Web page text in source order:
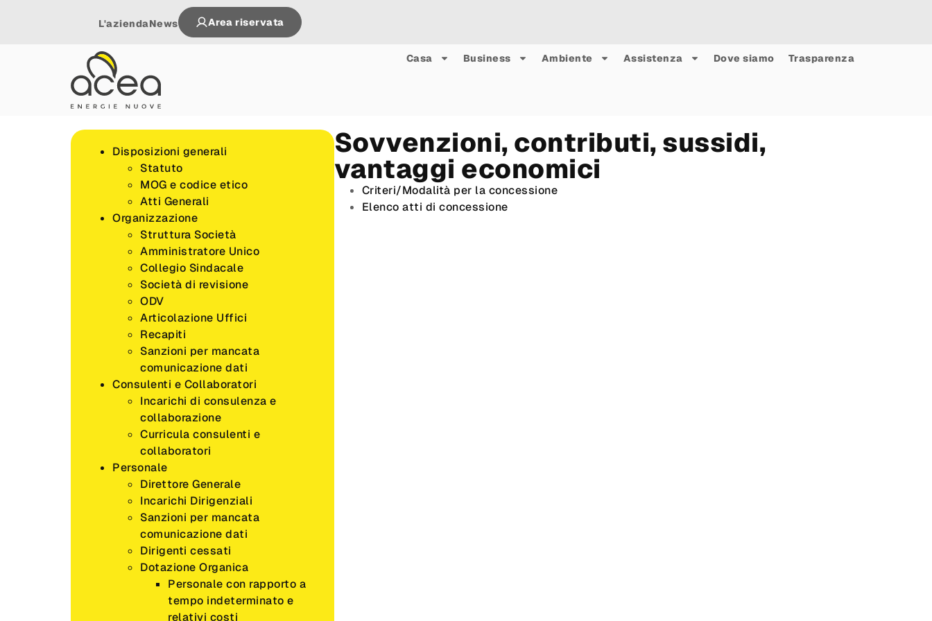
L'aziendaNews Area riservata
Casa Business Ambiente Assistenza Dove siamo Trasparenza
Disposizioni generali
Statuto
MOG e codice etico
Atti Generali
Organizzazione
Struttura Società
Amministratore Unico
Collegio Sindacale
Società di revisione
ODV
Articolazione Uffici
Recapiti
Sanzioni per mancata
comunicazione dati
Consulenti e Collaboratori
Incarichi di consulenza e
collaborazione
Curricula consulenti e
collaboratori
Personale
Direttore Generale
Incarichi Dirigenziali
Sanzioni per mancata
comunicazione dati
Dirigenti cessati
Dotazione Organica
Personale con rapporto a
tempo indeterminato e
relativi costi
Sovvenzioni, contributi, sussidi,
vantaggi economici
Criteri/Modalità per la concessione
Elenco atti di concessione